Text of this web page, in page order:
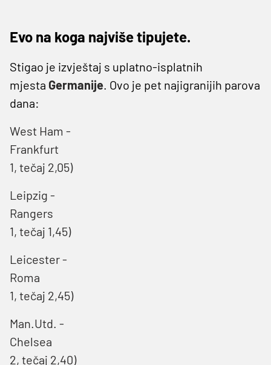
Evo na koga najviše tipujete.
Stigao je izvještaj s uplatno-isplatnih
mjesta Germanije. Ovo je pet najigranijih parova
dana:
West Ham -
1, tečaj 2,05)
Leipzig -
1, tečaj 1,45)
Leicester -
Roma
1, tečaj 2,45)
Man.Utd. -
Chelsea
2, tečaj 2,40)